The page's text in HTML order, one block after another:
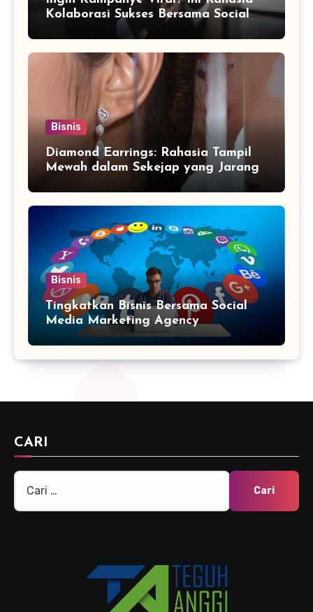
Kolaborasi Sukses Bersama Social
Media Marketing Agency
Bisnis
Diamond Earrings: Rahasia Tampil
Mewah dalam Sekejap yang Jarang
Bisnis
Tingkatkan Bisnis Bersama Social
Media Marketing Agency
CARI
Cari
untuk: